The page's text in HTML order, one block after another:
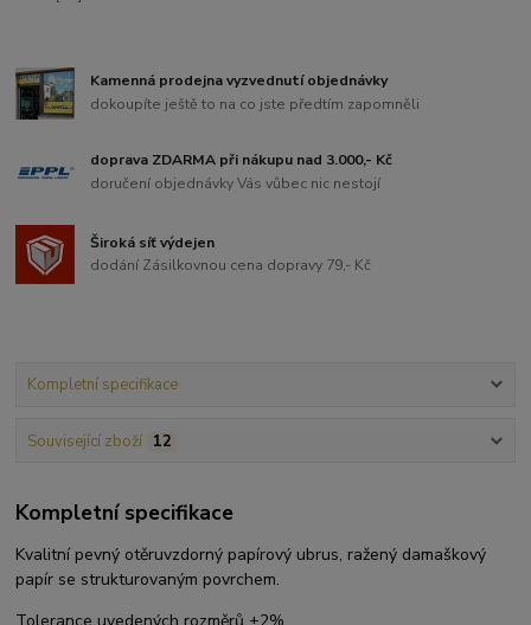
Kamenná prodejna vyzvednutí objednávky
dokoupíte ještě to na co jste předtím zapomněli
doprava ZDARMA při nákupu nad 3.000,- Kč
doručení objednávky Vás vůbec nic nestojí
Široká síť výdejen
dodání Zásilkovnou cena dopravy 79,- Kč
Kompletní specifikace
Související zboží 12
Kompletní specifikace
Kvalitní pevný otěruvzdorný papírový ubrus, ražený damaškový
papír se strukturovaným povrchem.